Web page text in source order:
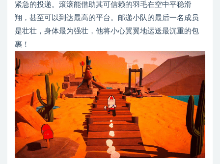
紧急的投递。滚滚能借助其可信赖的羽毛在空中平稳滑
翔，甚至可以到达最高的平台。邮递小队的最后一名成员
是壮壮，身体最为强壮，他将小心翼翼地运送最沉重的包
裹！